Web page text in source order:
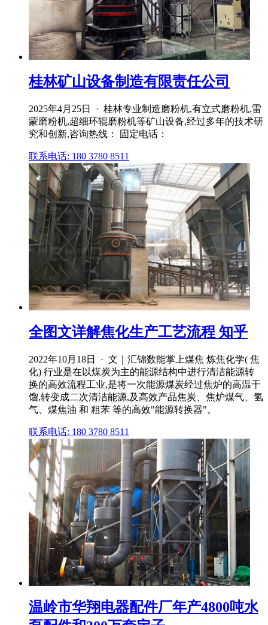
桂林矿山设备制造有限责任公司
2025年4月25日 · 桂林专业制造磨粉机,有立式磨粉机,雷
蒙磨粉机,超细环辊磨粉机等矿山设备,经过多年的技术研
究和创新,咨询热线： 固定电话：
联系电话: 180 3780 8511
全图文详解焦化生产工艺流程 知乎
2022年10月18日 · 文｜汇锦数能掌上煤焦 炼焦化学( 焦
化) 行业是在以煤炭为主的能源结构中进行清洁能源转
换的高效流程工业,是将一次能源煤炭经过焦炉的高温干
馏,转变成二次清洁能源,及高效产品焦炭、焦炉煤气、氢
气、煤焦油 和 粗苯 等的高效"能源转换器"。
联系电话: 180 3780 8511
温岭市华翔电器配件厂年产4800吨水